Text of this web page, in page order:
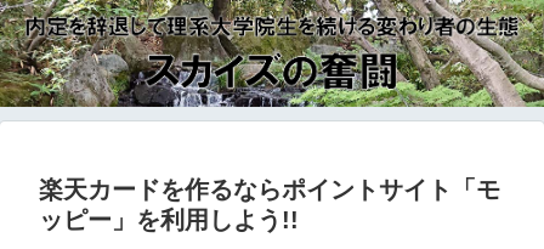
楽天カードを作るならポイントサイト「モ
ッピー」を利用しよう!!